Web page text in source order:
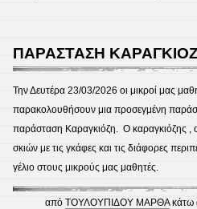
ΠΑΡΑΣΤΑΣΗ
Την Δευτέρα 23/03/2026 οι μικροί μας
παρακολουθήσουν μια προσεγμένη
παράσταση Καραγκιόζη. Ο καραγκιόζης ,
σκιών με τις γκάφες και τις διάφορες
γέλιο στους μικρούς μας μαθητές.
απόΤΟΥΛΟΥΠΙΔΟΥ ΜΑΡΘΑκάτω